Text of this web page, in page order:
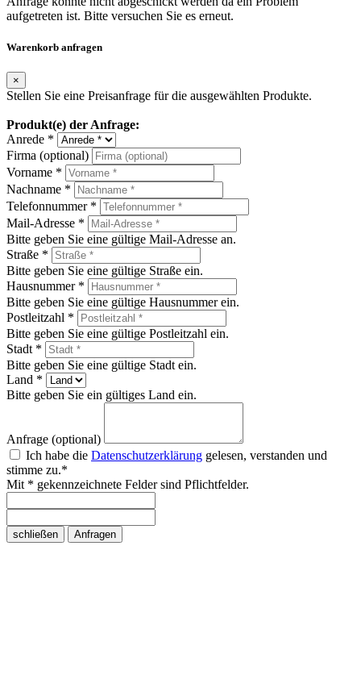
aufgetreten ist. Bitte versuchen Sie es erneut.
Warenkorb anfragen
×
Stellen Sie eine Preisanfrage für die ausgewählten Produkte.
Produkt(e) der Anfrage:
Anrede *
Firma (optional)
Vorname *
Nachname *
Telefonnummer *
Mail-Adresse *
Bitte geben Sie eine gültige Mail-Adresse an.
Straße *
Bitte geben Sie eine gültige Straße ein.
Hausnummer *
Bitte geben Sie eine gültige Hausnummer ein.
Postleitzahl *
Bitte geben Sie eine gültige Postleitzahl ein.
Stadt *
Bitte geben Sie eine gültige Stadt ein.
Land *
Bitte geben Sie ein gültiges Land ein.
Anfrage (optional)
Ich habe die Datenschutzerklärung gelesen, verstanden und
stimme zu.*
Mit * gekennzeichnete Felder sind Pflichtfelder.
schließen Anfragen